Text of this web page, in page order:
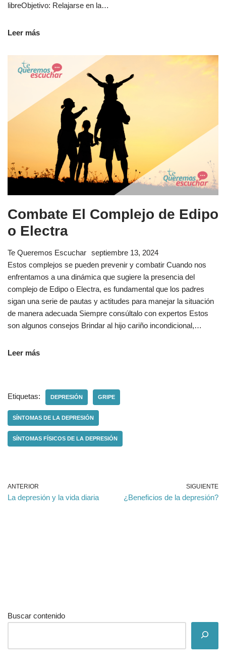
libreObjetivo: Relajarse en la…
Leer más
Combate El Complejo de Edipo
o Electra
Te Queremos Escuchar septiembre 13, 2024
Estos complejos se pueden prevenir y combatir Cuando nos
enfrentamos a una dinámica que sugiere la presencia del
complejo de Edipo o Electra, es fundamental que los padres
sigan una serie de pautas y actitudes para manejar la situación
de manera adecuada Siempre consúltalo con expertos Estos
son algunos consejos Brindar al hijo cariño incondicional,…
Leer más
Etiquetas: DEPRESIÓN GRIPE
SÍNTOMAS DE LA DEPRESIÓN
SÍNTOMAS FÍSICOS DE LA DEPRESIÓN
ANTERIOR
La depresión y la vida diaria
SIGUIENTE
¿Beneficios de la depresión?
Buscar contenido